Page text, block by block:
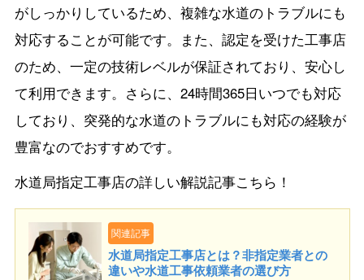
がしっかりしているため、複雑な水道のトラブルにも
対応することが可能です。また、認定を受けた工事店
のため、一定の技術レベルが保証されており、安心し
て利用できます。さらに、24時間365日いつでも対応
しており、突発的な水道のトラブルにも対応の経験が
豊富なのでおすすめです。
水道局指定工事店の詳しい解説記事こちら！
関連記事
水道局指定工事店とは？非指定業者との
違いや水道工事依頼業者の選び方